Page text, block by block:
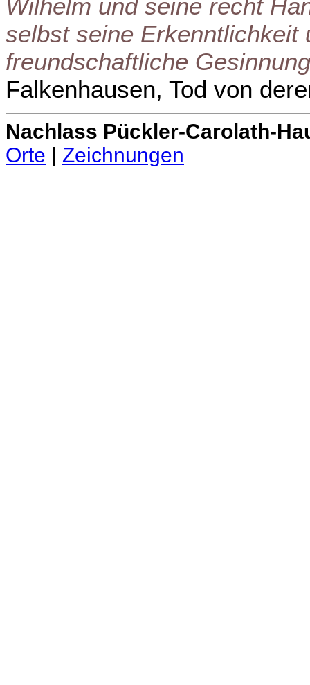
Wilhelm und seine recht
selbst seine Erkenntlichkeit
freundschaftliche Gesinnung
Falkenhausen, Tod von
Nachlass Pückler-Carolath-
Orte | Zeichnungen